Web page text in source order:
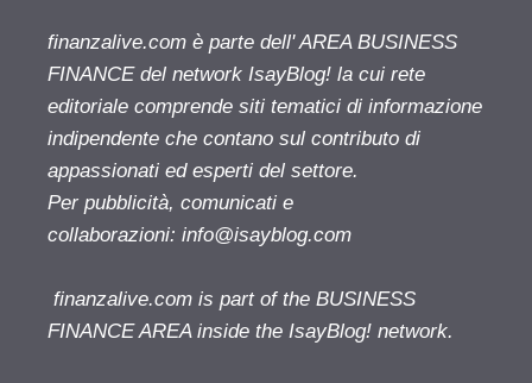
finanzalive.com è parte dell' AREA BUSINESS
FINANCE del network IsayBlog! la cui rete
editoriale comprende siti tematici di informazione
indipendente che contano sul contributo di
appassionati ed esperti del settore.
Per pubblicità, comunicati e
collaborazioni: info@isayblog.com
finanzalive.com is part of the BUSINESS
FINANCE AREA inside the IsayBlog! network.